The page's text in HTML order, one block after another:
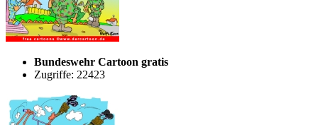
Bundeswehr Cartoon gratis
Zugriffe: 22423